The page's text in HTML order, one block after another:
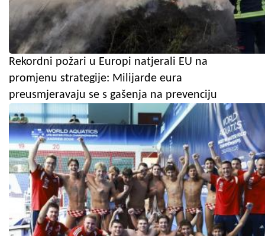
Rekordni požari u Europi natjerali EU na
promjenu strategije: Milijarde eura
preusmjeravaju se s gašenja na prevenciju